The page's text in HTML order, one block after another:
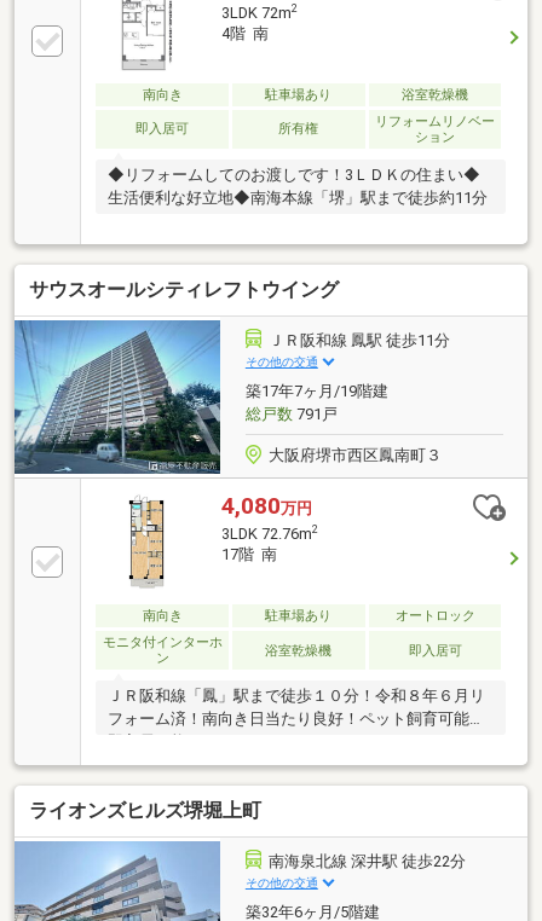
3LDK 72m2
4階 南
南向き 駐車場あり 浴室乾燥機
即入居可 所有権
リフォームリノベー
ション
◆リフォームしてのお渡しです！3ＬＤＫの住まい◆
生活便利な好立地◆南海本線「堺」駅まで徒歩約11分
サウスオールシティレフトウイング
ＪＲ阪和線 鳳駅 徒歩11分
その他の交通
築17年7ヶ月/19階建
総戸数791戸
大阪府堺市西区鳳南町３
4,080万円
3LDK 72.76m2
17階 南
南向き 駐車場あり
オートロック
モニタ付インターホ
ン
浴室乾燥機 即入居可
ＪＲ阪和線「鳳」駅まで徒歩１０分！令和８年６月リ
フォーム済！南向き日当たり良好！ペット飼育可能！
ライオンズヒルズ堺堀上町
南海泉北線 深井駅 徒歩22分
その他の交通
築32年6ヶ月/5階建